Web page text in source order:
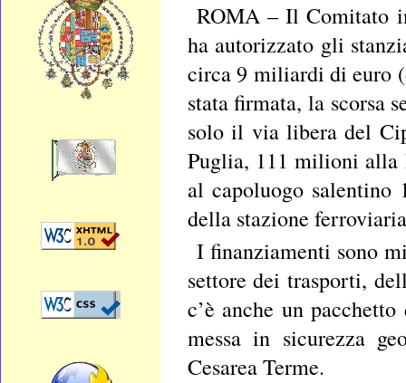
ROMA – Il Comitato
ha autorizzato gli
circa 9 miliardi di euro
stata firmata, la scorsa
solo il via libera del
Puglia, 111 milioni alla
al capoluogo
della stazione
I finanziamenti sono
settore dei trasporti,
c’è anche un
messa in sicurezza
Cesarea Terme.